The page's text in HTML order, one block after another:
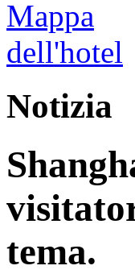
Notizia
tema.